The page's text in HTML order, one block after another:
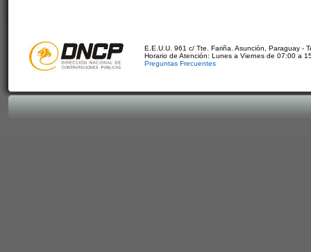
E.E.U.U. 961 c/ Tte. Fariña. Asunción, Paraguay -
Horario de Atención: Lunes a Viernes de 07:00 a
Preguntas Frecuentes